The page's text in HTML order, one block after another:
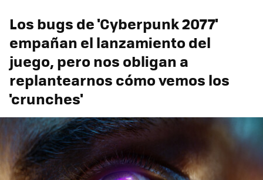
Los bugs de 'Cyberpunk 2077'
empañan el lanzamiento del
juego, pero nos obligan a
replantearnos cómo vemos los
'crunches'